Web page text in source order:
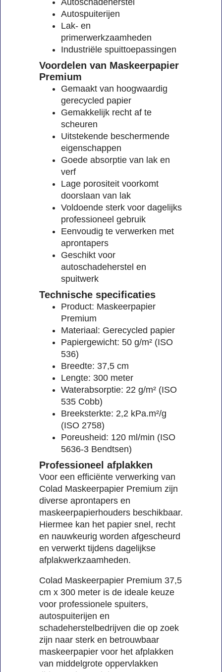
Autoschadeherstel
Autospuiterijen
Lak- en
primerwerkzaamheden
Industriële spuittoepassingen
Voordelen van Maskeerpapier
Premium
Gemaakt van hoogwaardig
gerecycled papier
Gemakkelijk recht af te
scheuren
Uitstekende beschermende
eigenschappen
Goede absorptie van lak en
verf
Lage porositeit voorkomt
doorslaan van lak
Voldoende sterk voor dagelijks
professioneel gebruik
Eenvoudig te verwerken met
aprontapers
Geschikt voor
autoschadeherstel en
spuitwerk
Technische specificaties
Product: Maskeerpapier
Premium
Materiaal: Gerecycled papier
Papiergewicht: 50 g/m² (ISO
536)
Breedte: 37,5 cm
Lengte: 300 meter
Waterabsorptie: 22 g/m² (ISO
535 Cobb)
Breeksterkte: 2,2 kPa.m²/g
(ISO 2758)
Poreusheid: 120 ml/min (ISO
5636-3 Bendtsen)
Professioneel afplakken
Voor een efficiënte verwerking van
Colad Maskeerpapier Premium zijn
diverse aprontapers en
maskeerpapierhouders beschikbaar.
Hiermee kan het papier snel, recht
en nauwkeurig worden afgescheurd
en verwerkt tijdens dagelijkse
afplakwerkzaamheden.
Colad Maskeerpapier Premium 37,5
cm x 300 meter is de ideale keuze
voor professionele spuiters,
autospuiterijen en
schadeherstelbedrijven die op zoek
zijn naar sterk en betrouwbaar
maskeerpapier voor het afplakken
van middelgrote oppervlakken